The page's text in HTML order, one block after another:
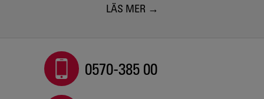
LÄS MER
0570-385 00